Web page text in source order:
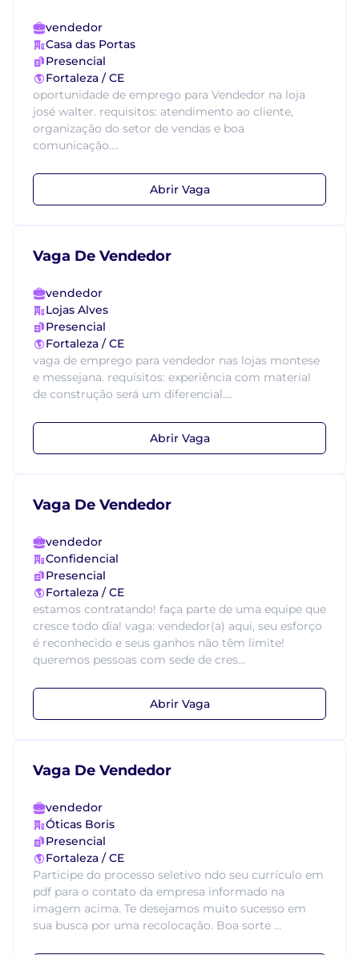
vendedor
Casa das Portas
Presencial
Fortaleza / CE
oportunidade de emprego para Vendedor na loja
josé walter. requisitos: atendimento ao cliente,
organização do setor de vendas e boa
comunicação....
Abrir Vaga
Vaga De Vendedor
vendedor
Lojas Alves
Presencial
Fortaleza / CE
vaga de emprego para vendedor nas lojas montese
e messejana. requisitos: experiência com material
de construção será um diferencial....
Abrir Vaga
Vaga De Vendedor
vendedor
Confidencial
Presencial
Fortaleza / CE
estamos contratando! faça parte de uma equipe que
cresce todo dia! vaga: vendedor(a) aqui, seu esforço
é reconhecido e seus ganhos não têm limite!
queremos pessoas com sede de cres...
Abrir Vaga
Vaga De Vendedor
vendedor
Óticas Boris
Presencial
Fortaleza / CE
Participe do processo seletivo ndo seu currículo em
pdf para o contato da empresa informado na
imagem acima. Te desejamos muito sucesso em
sua busca por uma recolocação. Boa sorte ...